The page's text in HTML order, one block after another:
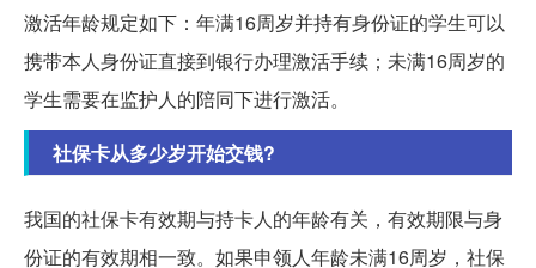
激活年龄规定如下：年满16周岁并持有身份证的学生可以
携带本人身份证直接到银行办理激活手续；未满16周岁的
学生需要在监护人的陪同下进行激活。
社保卡从多少岁开始交钱?
我国的社保卡有效期与持卡人的年龄有关，有效期限与身
份证的有效期相一致。如果申领人年龄未满16周岁，社保